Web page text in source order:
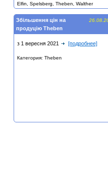
Elfin, Spelsberg, Theben, Walther
Збільшення цін на
продуцію Theben
з 1 вересня 2021 [подробнее]
Категория: Theben